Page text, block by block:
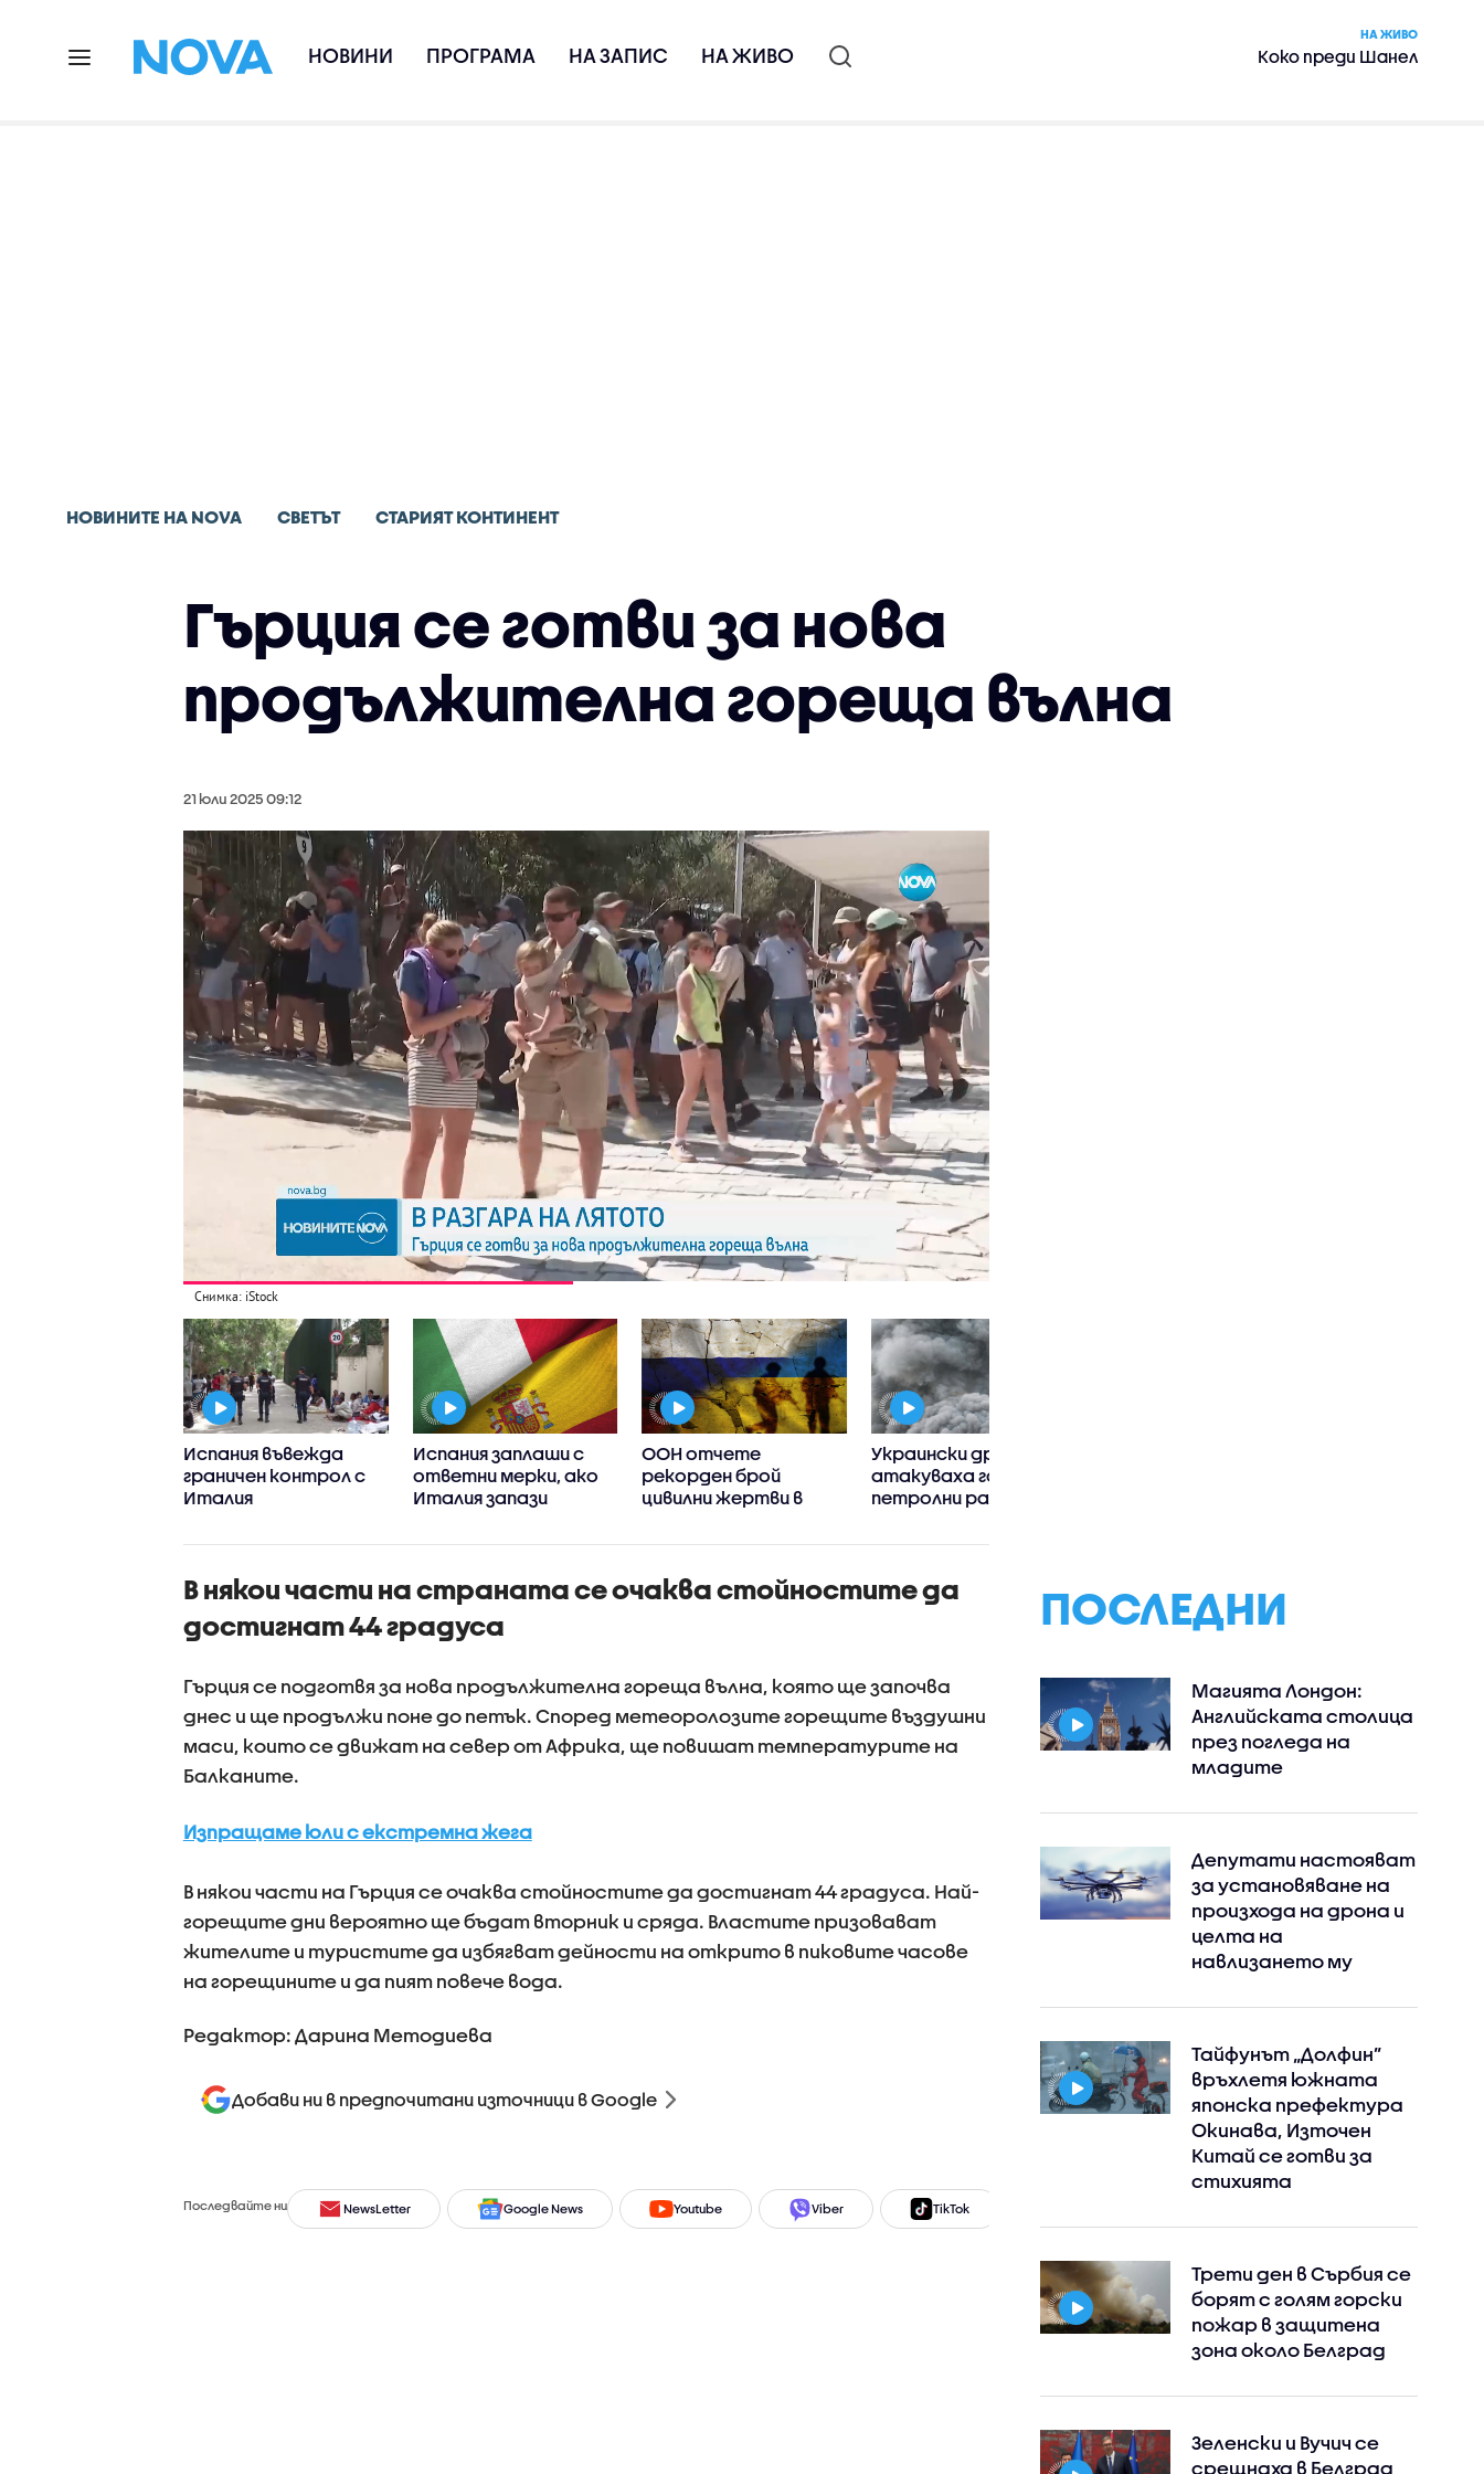
НОВИНИ ПРОГРАМА НА ЗАПИС НА ЖИВО
НА ЖИВО
Коко преди Шанел
НОВИНИТЕ НА NOVA СВЕТЪТ СТАРИЯТ КОНТИНЕНТ
Гърция се готви за нова
продължителна гореща вълна
21 юли 2025 09:12
Снимка: iStock
Испания въвежда
граничен контрол с
Италия
Испания заплаши с
ответни мерки, ако
Италия запази
между двете
ООН отчете
рекорден брой
цивилни жертви в
насам
Украински дронове
атакуваха големи
петролни рафинерии
(ВИДЕО+СНИМКА)
В някои части на страната се очаква стойностите да
достигнат 44 градуса
Гърция се подготвя за нова продължителна гореща вълна, която ще започва
днес и ще продължи поне до петък. Според метеоролозите горещите въздушни
маси, които се движат на север от Африка, ще повишат температурите на
Балканите.
Изпращаме юли с екстремна жега
В някои части на Гърция се очаква стойностите да достигнат 44 градуса. Най-
горещите дни вероятно ще бъдат вторник и сряда. Властите призовават
жителите и туристите да избягват дейности на открито в пиковите часове
на горещините и да пият повече вода.
Редактор: Дарина Методиева
Добави ни в предпочитани източници в Google
Последвайте ни NewsLetter Google News Youtube Viber TikTok
ПОСЛЕДНИ
Магията Лондон:
Английската столица
през погледа на
младите
Депутати настояват
за установяване на
произхода на дрона и
целта на
навлизането му
Тайфунът „Долфин”
връхлетя южната
японска префектура
Окинава, Източен
Китай се готви за
стихията
Трети ден в Сърбия се
борят с голям горски
пожар в защитена
зона около Белград
Зеленски и Вучич се
срещнаха в Белград